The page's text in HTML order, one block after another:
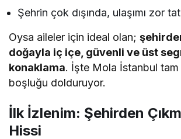
Şehrin çok dışında, ulaşımı zor
Oysa aileler için ideal olan;
doğayla iç içe, güvenli ve üst
konaklama. İşte Mola İstanbul
boşluğu dolduruyor.
İlk İzlenim: Şehirden
Hissi